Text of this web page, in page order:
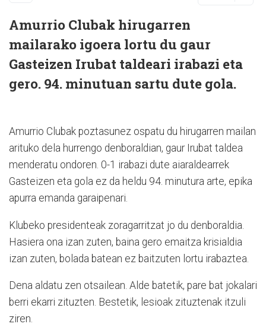
Amurrio Clubak hirugarren
mailarako igoera lortu du gaur
Gasteizen Irubat taldeari irabazi eta
gero. 94. minutuan sartu dute gola.
Amurrio Clubak poztasunez ospatu du hirugarren mailan
arituko dela hurrengo denboraldian, gaur Irubat taldea
menderatu ondoren. 0-1 irabazi dute aiaraldearrek
Gasteizen eta gola ez da heldu 94. minutura arte, epika
apurra emanda garaipenari.
Klubeko presidenteak zoragarritzat jo du denboraldia.
Hasiera ona izan zuten, baina gero emaitza krisialdia
izan zuten, bolada batean ez baitzuten lortu irabaztea.
Dena aldatu zen otsailean. Alde batetik, pare bat jokalari
berri ekarri zituzten. Bestetik, lesioak zituztenak itzuli
ziren.